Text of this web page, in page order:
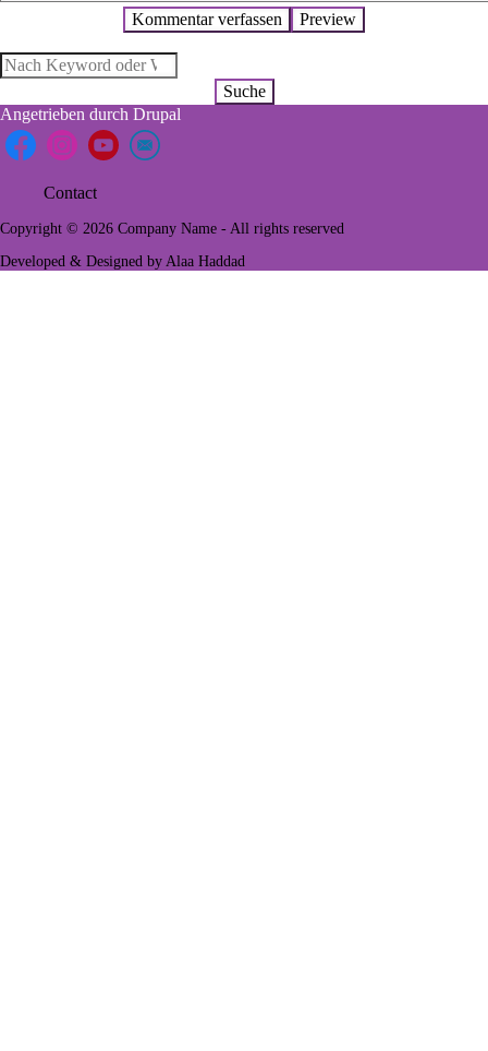
Suche
Angetrieben durch Drupal
Footer
menu
Contact
Copyright © 2026 Company Name - All rights reserved
Developed & Designed by Alaa Haddad